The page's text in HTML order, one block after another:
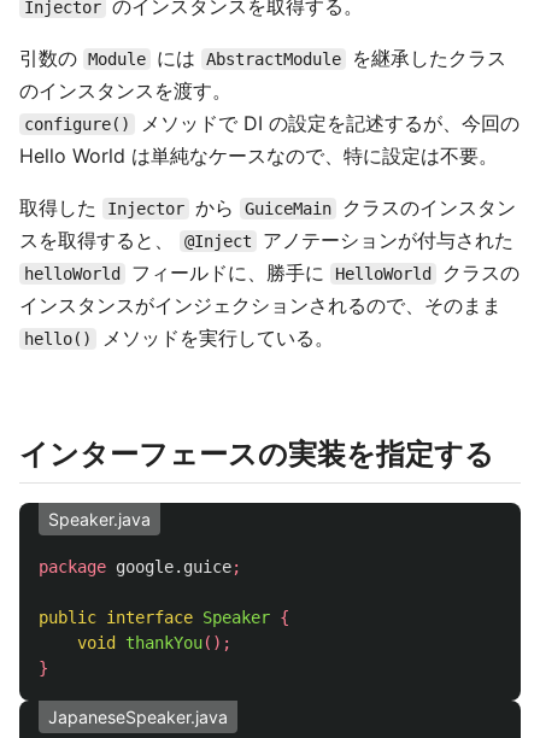
Injector のインスタンスを取得する。
引数の Module には AbstractModule
を継承したクラス
のインスタンスを渡す。
configure()
メソッドで DI の設定を記述するが、今回の
Hello World は単純なケースなので、特に設定は不要。
取得した Injector から GuiceMain
クラスのインスタン
スを取得すると、
@Inject アノテーションが付与された
helloWorld フィールドに、勝手に HelloWorld
クラスの
インスタンスがインジェクションされるので、そのまま
hello() メソッドを実行している。
インターフェースの実装を指定する
Speaker.java
package google.guice;
public interface Speaker {
void
thankYou();
}
JapaneseSpeaker.java